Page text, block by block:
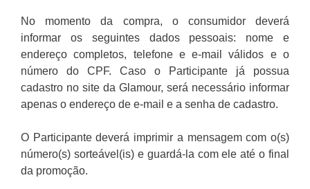
No momento da compra, o consumidor deverá
informar os seguintes dados pessoais: nome e
endereço completos, telefone e e-mail válidos e o
número do CPF. Caso o Participante já possua
cadastro no site da Glamour, será necessário informar
apenas o endereço de e-mail e a senha de cadastro.
O Participante deverá imprimir a mensagem com o(s)
número(s) sorteável(is) e guardá-la com ele até o final
da promoção.